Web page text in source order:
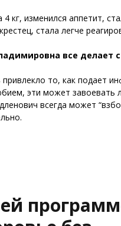
4 кг, изменился аппетит,
стала легче
все делает
то, как подает
эти может завоевать
всегда может